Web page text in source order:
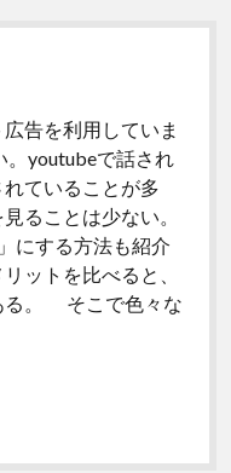
告を利用していま
youtubeで話され
ていることが多
ることは少ない。
にする方法も紹介
ットを比べると、
る。 そこで色々な